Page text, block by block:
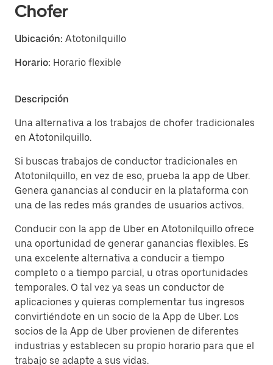
Chofer
Ubicación: Atotonilquillo
Horario: Horario flexible
Descripción
Una alternativa a los trabajos de chofer tradicionales
en Atotonilquillo.
Si buscas trabajos de conductor tradicionales en
Atotonilquillo, en vez de eso, prueba la app de Uber.
Genera ganancias al conducir en la plataforma con
una de las redes más grandes de usuarios activos.
Conducir con la app de Uber en Atotonilquillo ofrece
una oportunidad de generar ganancias flexibles. Es
una excelente alternativa a conducir a tiempo
completo o a tiempo parcial, u otras oportunidades
temporales. O tal vez ya seas un conductor de
aplicaciones y quieras complementar tus ingresos
convirtiéndote en un socio de la App de Uber. Los
socios de la App de Uber provienen de diferentes
industrias y establecen su propio horario para que el
trabajo se adapte a sus vidas.